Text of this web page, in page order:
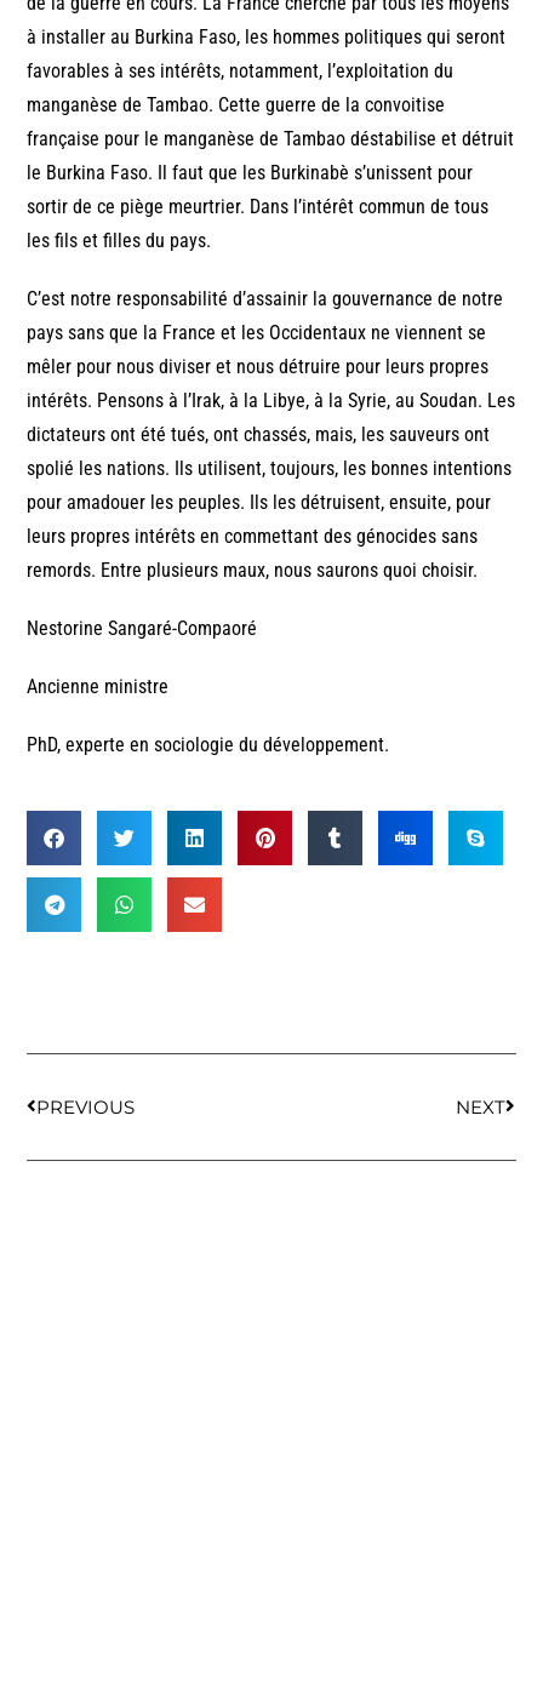
à installer au Burkina Faso, les hommes politiques qui seront
favorables à ses intérêts, notamment, l’exploitation du
manganèse de Tambao. Cette guerre de la convoitise
française pour le manganèse de Tambao déstabilise et détruit
le Burkina Faso. Il faut que les Burkinabè s’unissent pour
sortir de ce piège meurtrier. Dans l’intérêt commun de tous
les fils et filles du pays.
C’est notre responsabilité d’assainir la gouvernance de notre
pays sans que la France et les Occidentaux ne viennent se
mêler pour nous diviser et nous détruire pour leurs propres
intérêts. Pensons à l’Irak, à la Libye, à la Syrie, au Soudan. Les
dictateurs ont été tués, ont chassés, mais, les sauveurs ont
spolié les nations. Ils utilisent, toujours, les bonnes intentions
pour amadouer les peuples. Ils les détruisent, ensuite, pour
leurs propres intérêts en commettant des génocides sans
remords. Entre plusieurs maux, nous saurons quoi choisir.
Nestorine Sangaré-Compaoré
Ancienne ministre
PhD, experte en sociologie du développement.
PREVIOUS NEXT